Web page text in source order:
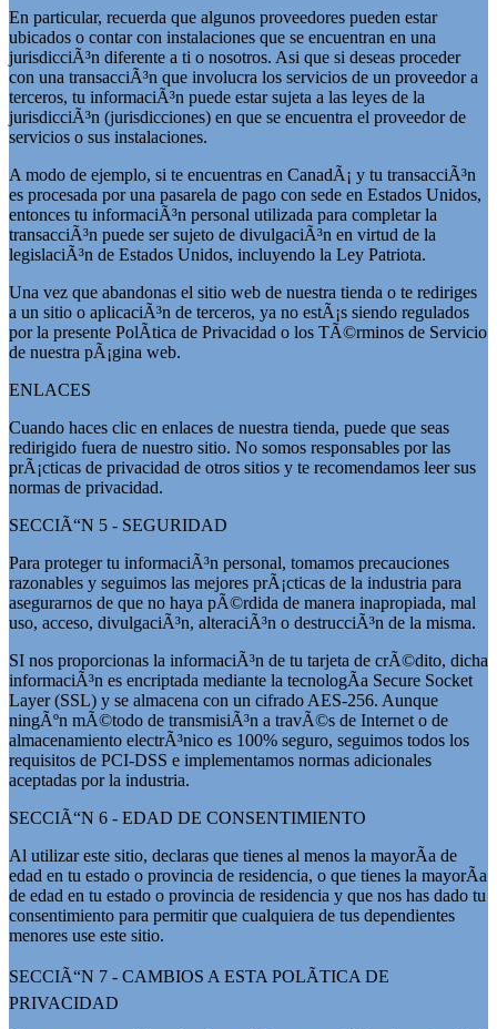
En particular, recuerda que algunos proveedores pueden estar
ubicados o contar con instalaciones que se encuentran en una
jurisdicciÃ³n diferente a ti o nosotros. Asi que si deseas proceder
con una transacciÃ³n que involucra los servicios de un proveedor a
terceros, tu informaciÃ³n puede estar sujeta a las leyes de la
jurisdicciÃ³n (jurisdicciones) en que se encuentra el proveedor de
servicios o sus instalaciones.
A modo de ejemplo, si te encuentras en CanadÃ¡ y tu transacciÃ³n
es procesada por una pasarela de pago con sede en Estados Unidos,
entonces tu informaciÃ³n personal utilizada para completar la
transacciÃ³n puede ser sujeto de divulgaciÃ³n en virtud de la
legislaciÃ³n de Estados Unidos, incluyendo la Ley Patriota.
Una vez que abandonas el sitio web de nuestra tienda o te rediriges
a un sitio o aplicaciÃ³n de terceros, ya no estÃ¡s siendo regulados
por la presente PolÃ­tica de Privacidad o los TÃ©rminos de Servicio
de nuestra pÃ¡gina web.
ENLACES
Cuando haces clic en enlaces de nuestra tienda, puede que seas
redirigido fuera de nuestro sitio. No somos responsables por las
prÃ¡cticas de privacidad de otros sitios y te recomendamos leer sus
normas de privacidad.
SECCIÃ“N 5 - SEGURIDAD
Para proteger tu informaciÃ³n personal, tomamos precauciones
razonables y seguimos las mejores prÃ¡cticas de la industria para
asegurarnos de que no haya pÃ©rdida de manera inapropiada, mal
uso, acceso, divulgaciÃ³n, alteraciÃ³n o destrucciÃ³n de la misma.
SI nos proporcionas la informaciÃ³n de tu tarjeta de crÃ©dito, dicha
informaciÃ³n es encriptada mediante la tecnologÃ­a Secure Socket
Layer (SSL) y se almacena con un cifrado AES-256. Aunque
ningÃºn mÃ©todo de transmisiÃ³n a travÃ©s de Internet o de
almacenamiento electrÃ³nico es 100% seguro, seguimos todos los
requisitos de PCI-DSS e implementamos normas adicionales
aceptadas por la industria.
SECCIÃ“N 6 - EDAD DE CONSENTIMIENTO
Al utilizar este sitio, declaras que tienes al menos la mayorÃ­a de
edad en tu estado o provincia de residencia, o que tienes la mayorÃ­a
de edad en tu estado o provincia de residencia y que nos has dado tu
consentimiento para permitir que cualquiera de tus dependientes
menores use este sitio.
SECCIÃ“N 7 - CAMBIOS A ESTA POLÃTICA DE
PRIVACIDAD